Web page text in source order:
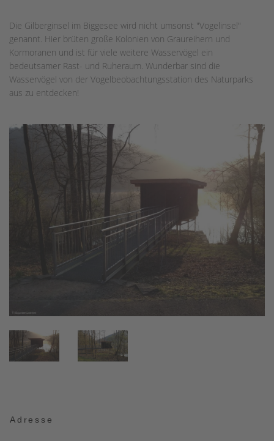
Die Gilberginsel im Biggesee wird nicht umsonst "Vogelinsel"
genannt. Hier brüten große Kolonien von Graureihern und
Kormoranen und ist für viele weitere Wasservögel ein
bedeutsamer Rast- und Ruheraum. Wunderbar sind die
Wasservögel von der Vogelbeobachtungsstation des Naturparks
aus zu entdecken!
Adresse